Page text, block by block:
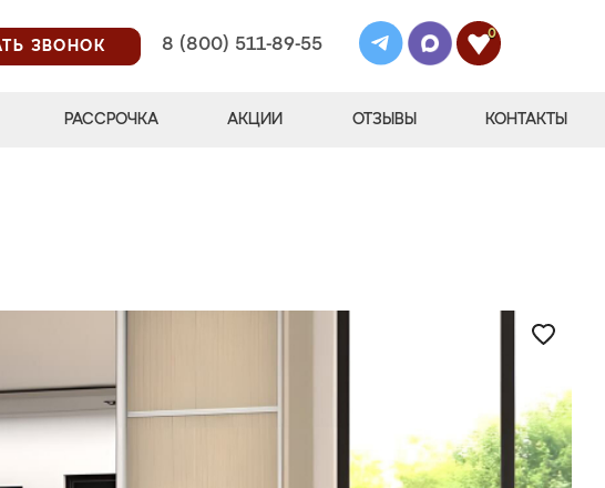
ЗВОНОК
8 (800) 511-89-55
0
РАССРОЧКА АКЦИИ ОТЗЫВЫ КОНТАКТЫ